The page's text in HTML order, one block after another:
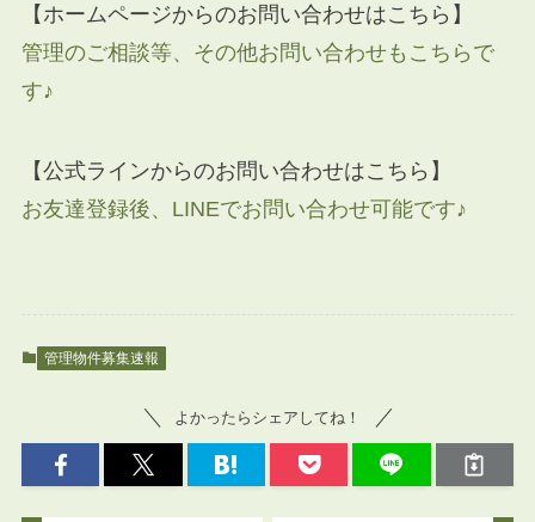
【ホームページからのお問い合わせはこちら】
管理のご相談等、その他お問い合わせもこちらで
す♪
【公式ラインからのお問い合わせはこちら】
お友達登録後、LINEでお問い合わせ可能です♪
管理物件募集速報
よかったらシェアしてね！